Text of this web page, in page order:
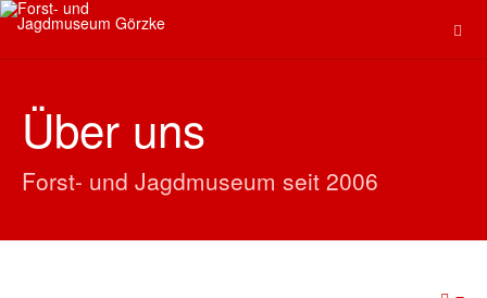
Über uns
Forst- und Jagdmuseum seit 2006